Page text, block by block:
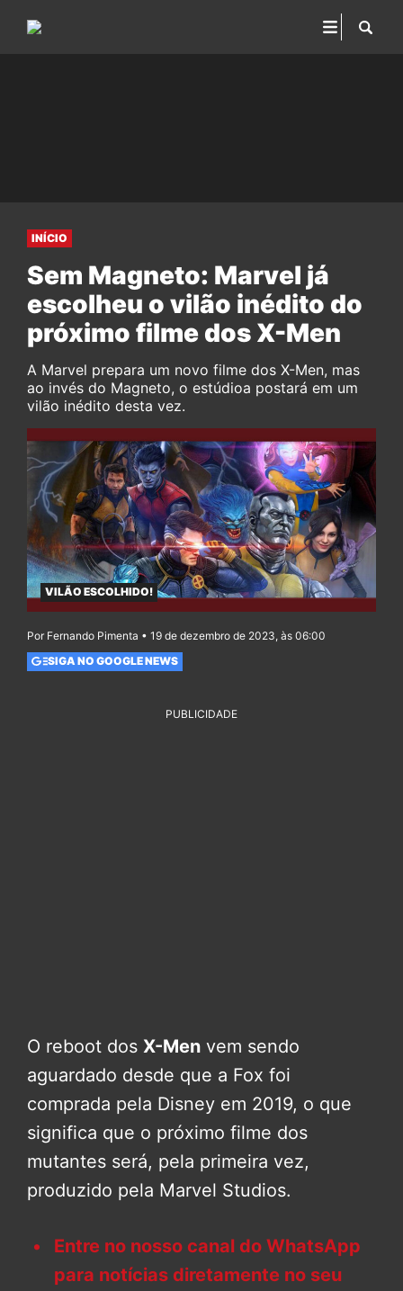
INÍCIO
Sem Magneto: Marvel já
escolheu o vilão inédito do
próximo filme dos X-Men
A Marvel prepara um novo filme dos X-Men, mas
ao invés do Magneto, o estúdioa postará em um
vilão inédito desta vez.
VILÃO ESCOLHIDO!
Por Fernando Pimenta • 19 de dezembro de 2023, às 06:00
SIGA NO GOOGLE NEWS
PUBLICIDADE
O reboot dos X-Men vem sendo
aguardado desde que a Fox foi
comprada pela Disney em 2019, o que
significa que o próximo filme dos
mutantes será, pela primeira vez,
produzido pela Marvel Studios.
Entre no nosso canal do WhatsApp
para notícias diretamente no seu